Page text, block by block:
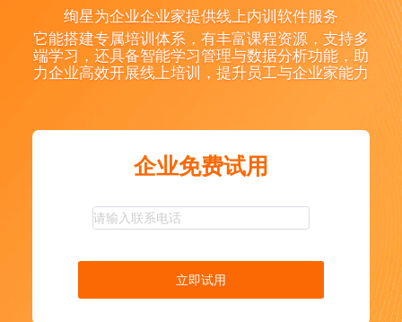
绚星为企业企业家提供线上内训软件服务
它能搭建专属培训体系，有丰富课程资源，支持多
端学习，还具备智能学习管理与数据分析功能，助
力企业高效开展线上培训，提升员工与企业家能力
企业免费试用
立即试用